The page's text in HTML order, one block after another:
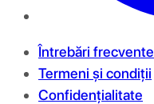
Întrebări frecvente
Termeni și condiții
Confidențialitate